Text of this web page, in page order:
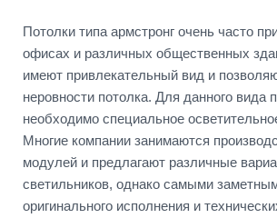
Потолки типа армстронг очень часто
офисах и различных общественных
имеют привлекательный вид и
неровности потолка. Для данного вида
необходимо специальное
Многие компании занимаются
модулей и предлагают различные
светильников, однако самыми
оригинального исполнения и